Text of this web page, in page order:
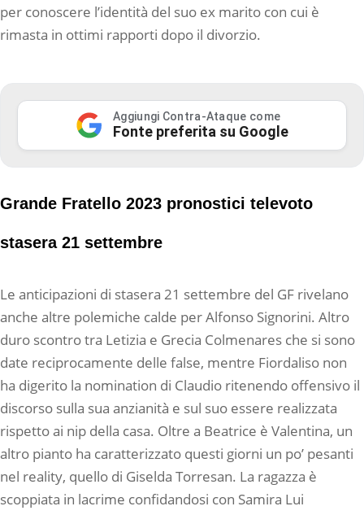
per conoscere l’identità del suo ex marito con cui è
rimasta in ottimi rapporti dopo il divorzio.
Aggiungi Contra-Ataque come
Fonte preferita su Google
Grande Fratello 2023 pronostici televoto
stasera 21 settembre
Le anticipazioni di stasera 21 settembre del GF rivelano
anche altre polemiche calde per Alfonso Signorini. Altro
duro scontro tra Letizia e Grecia Colmenares che si sono
date reciprocamente delle false, mentre Fiordaliso non
ha digerito la nomination di Claudio ritenendo offensivo il
discorso sulla sua anzianità e sul suo essere realizzata
rispetto ai nip della casa. Oltre a Beatrice è Valentina, un
altro pianto ha caratterizzato questi giorni un po’ pesanti
nel reality, quello di Giselda Torresan. La ragazza è
scoppiata in lacrime confidandosi con Samira Lui